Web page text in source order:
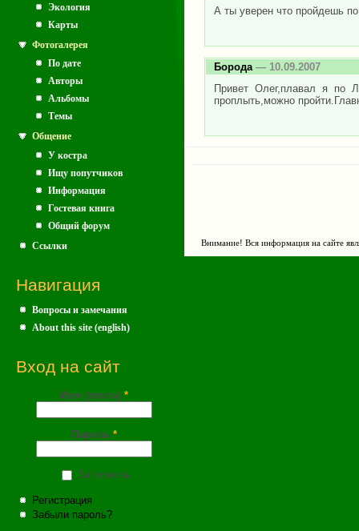
Экология
Карты
Фотогалерея
По дате
Авторы
Альбомы
Темы
Общение
У костра
Ищу попутчиков
Информация
Гостевая книга
Общий форум
Ссылки
Навигация
Вопросы и замечания
About this site (english)
Вход на сайт
Имя (почта) *
Пароль *
Запомнить
Регистрация
Забыли пароль?
А ты уверен что пройдешь
Борода — 10.09.2007
Привет Олег,плавал я по
проплыть,можно
Внимание! Вся информация на сайте